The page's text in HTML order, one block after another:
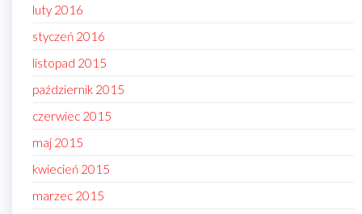
luty 2016
styczeń 2016
listopad 2015
październik 2015
czerwiec 2015
maj 2015
kwiecień 2015
marzec 2015